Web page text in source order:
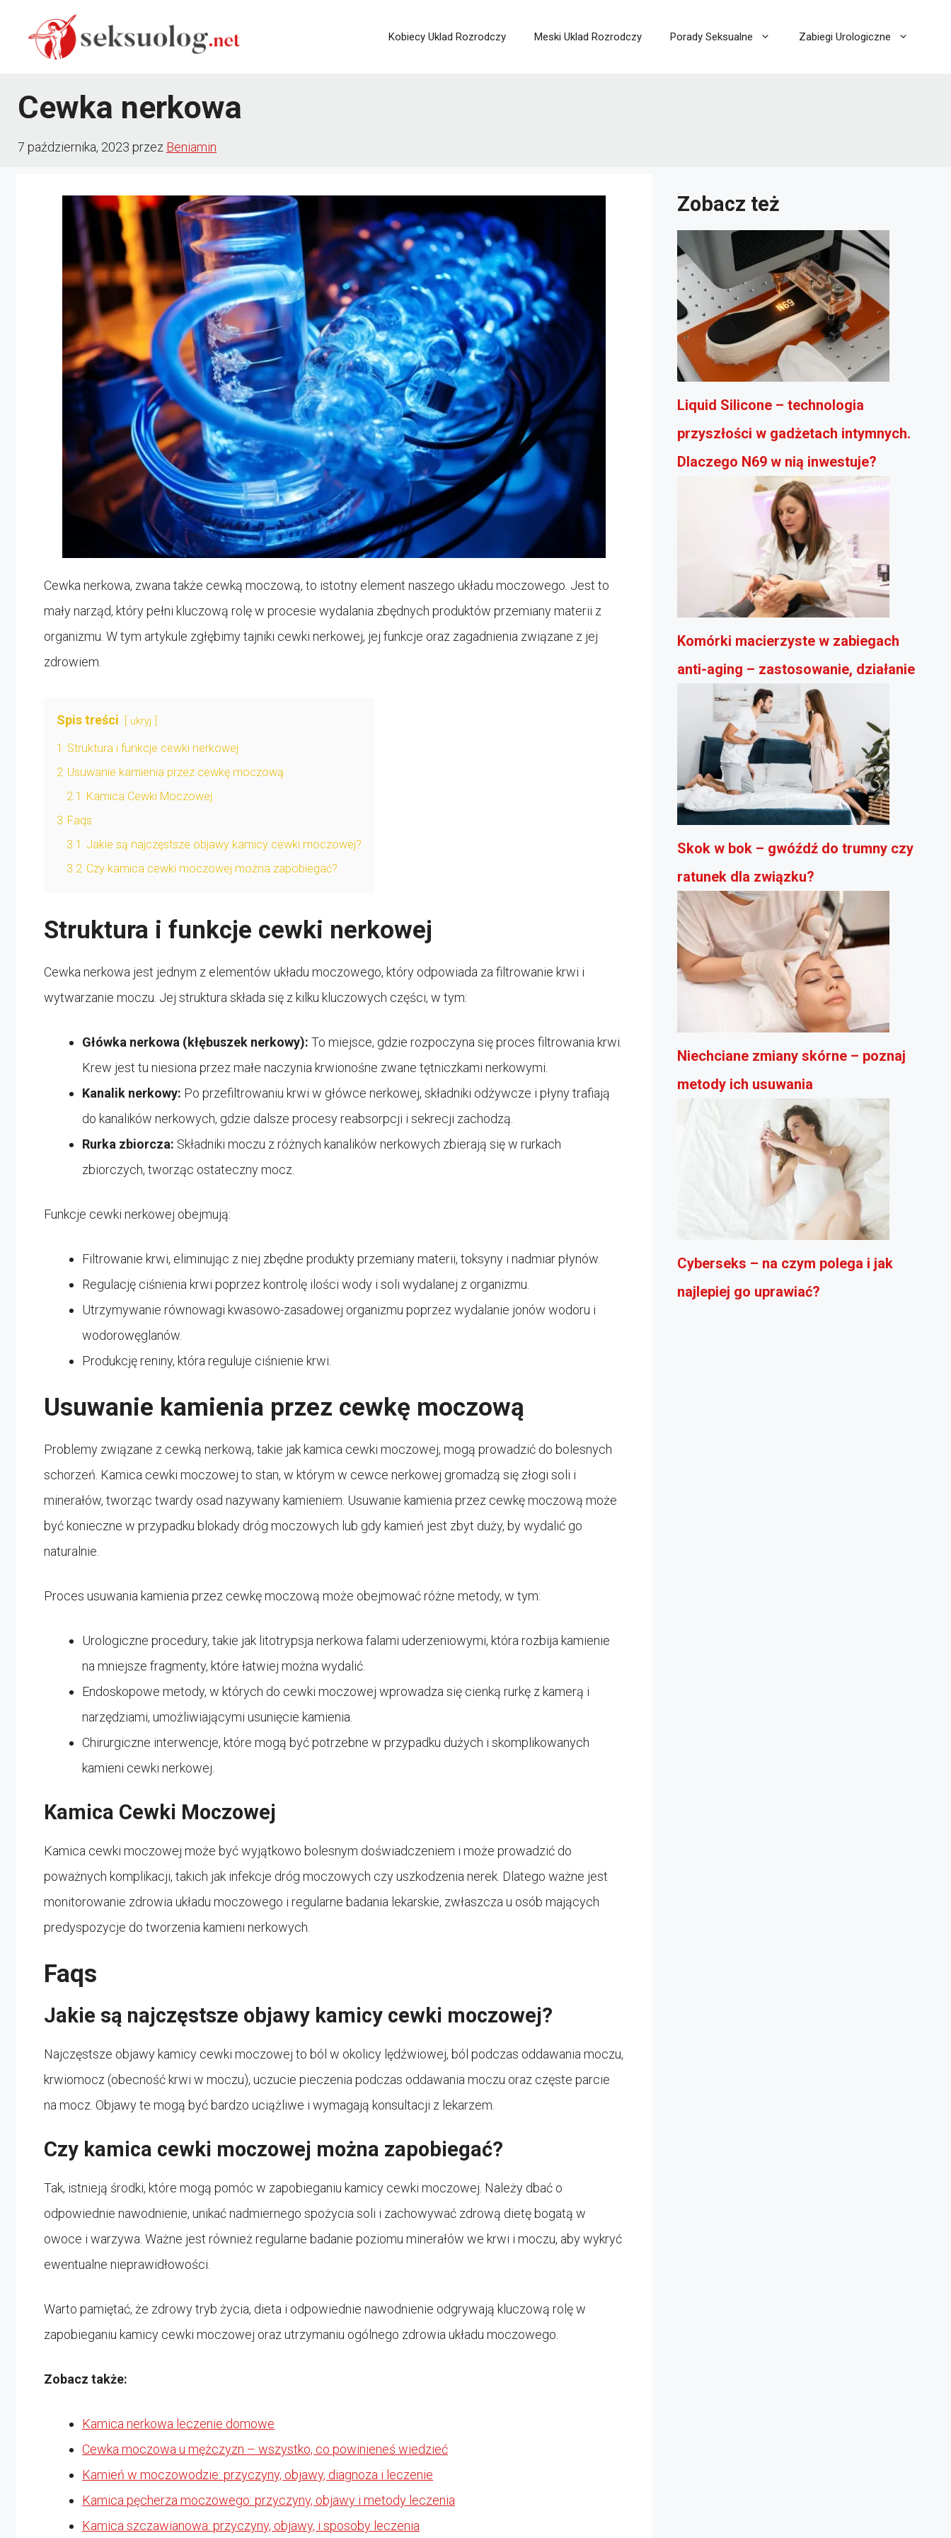
Kobiecy Uklad Rozrodczy Meski Uklad Rozrodczy Porady Seksualne Zabiegi Urologiczne
Cewka nerkowa
7 października, 2023 przez Beniamin
Cewka nerkowa, zwana także cewką moczową, to istotny element naszego układu moczowego. Jest to
mały narząd, który pełni kluczową rolę w procesie wydalania zbędnych produktów przemiany materii z
organizmu. W tym artykule zgłębimy tajniki cewki nerkowej, jej funkcje oraz zagadnienia związane z jej
zdrowiem.
Spis treści ukryj
1 Struktura i funkcje cewki nerkowej
2 Usuwanie kamienia przez cewkę moczową
2.1
Kamica Cewki Moczowej
3 Faqs
3.1 Jakie są najczęstsze objawy kamicy cewki moczowej?
3.2 Czy kamica cewki moczowej można zapobiegać?
Struktura i funkcje cewki nerkowej
Cewka nerkowa jest jednym z elementów układu moczowego, który odpowiada za filtrowanie krwi i
wytwarzanie moczu. Jej struktura składa się z kilku kluczowych części, w tym:
Główka nerkowa (kłębuszek nerkowy): To miejsce, gdzie rozpoczyna się proces filtrowania krwi.
Krew jest tu niesiona przez małe naczynia krwionośne zwane tętniczkami nerkowymi.
Kanalik nerkowy: Po przefiltrowaniu krwi w główce nerkowej, składniki odżywcze i płyny trafiają
do kanalików nerkowych, gdzie dalsze procesy reabsorpcji i sekrecji zachodzą.
Rurka zbiorcza: Składniki moczu z różnych kanalików nerkowych zbierają się w rurkach
zbiorczych, tworząc ostateczny mocz.
Funkcje cewki nerkowej obejmują:
Filtrowanie krwi, eliminując z niej zbędne produkty przemiany materii, toksyny i nadmiar płynów.
Regulację ciśnienia krwi poprzez kontrolę ilości wody i soli wydalanej z organizmu.
Utrzymywanie równowagi kwasowo-zasadowej organizmu poprzez wydalanie jonów wodoru i
wodorowęglanów.
Produkcję reniny, która reguluje ciśnienie krwi.
Usuwanie kamienia przez cewkę moczową
Problemy związane z cewką nerkową, takie jak kamica cewki moczowej, mogą prowadzić do bolesnych
schorzeń. Kamica cewki moczowej to stan, w którym w cewce nerkowej gromadzą się złogi soli i
minerałów, tworząc twardy osad nazywany kamieniem. Usuwanie kamienia przez cewkę moczową może
być konieczne w przypadku blokady dróg moczowych lub gdy kamień jest zbyt duży, by wydalić go
naturalnie.
Proces usuwania kamienia przez cewkę moczową może obejmować różne metody, w tym:
Urologiczne procedury, takie jak litotrypsja nerkowa falami uderzeniowymi, która rozbija kamienie
na mniejsze fragmenty, które łatwiej można wydalić.
Endoskopowe metody, w których do cewki moczowej wprowadza się cienką rurkę z kamerą i
narzędziami, umożliwiającymi usunięcie kamienia.
Chirurgiczne interwencje, które mogą być potrzebne w przypadku dużych i skomplikowanych
kamieni cewki nerkowej.
Kamica Cewki Moczowej
Kamica cewki moczowej może być wyjątkowo bolesnym doświadczeniem i może prowadzić do
poważnych komplikacji, takich jak infekcje dróg moczowych czy uszkodzenia nerek. Dlatego ważne jest
monitorowanie zdrowia układu moczowego i regularne badania lekarskie, zwłaszcza u osób mających
predyspozycje do tworzenia kamieni nerkowych.
Faqs
Jakie są najczęstsze objawy kamicy cewki moczowej?
Najczęstsze objawy kamicy cewki moczowej to ból w okolicy lędźwiowej, ból podczas oddawania moczu,
krwiomocz (obecność krwi w moczu), uczucie pieczenia podczas oddawania moczu oraz częste parcie
na mocz. Objawy te mogą być bardzo uciążliwe i wymagają konsultacji z lekarzem.
Czy kamica cewki moczowej można zapobiegać?
Tak, istnieją środki, które mogą pomóc w zapobieganiu kamicy cewki moczowej. Należy dbać o
odpowiednie nawodnienie, unikać nadmiernego spożycia soli i zachowywać zdrową dietę bogatą w
owoce i warzywa. Ważne jest również regularne badanie poziomu minerałów we krwi i moczu, aby wykryć
ewentualne nieprawidłowości.
Warto pamiętać, że zdrowy tryb życia, dieta i odpowiednie nawodnienie odgrywają kluczową rolę w
zapobieganiu kamicy cewki moczowej oraz utrzymaniu ogólnego zdrowia układu moczowego.
Zobacz także:
Kamica nerkowa leczenie domowe
Cewka moczowa u mężczyzn – wszystko, co powinieneś wiedzieć
Kamień w moczowodzie: przyczyny, objawy, diagnoza i leczenie
Kamica pęcherza moczowego: przyczyny, objawy i metody leczenia
Kamica szczawianowa: przyczyny, objawy, i sposoby leczenia
Zobacz też
Liquid Silicone – technologia
przyszłości w gadżetach intymnych.
Dlaczego N69 w nią inwestuje?
Komórki macierzyste w zabiegach
anti-aging – zastosowanie, działanie
Skok w bok – gwóźdź do trumny czy
ratunek dla związku?
Niechciane zmiany skórne – poznaj
metody ich usuwania
Cyberseks – na czym polega i jak
najlepiej go uprawiać?